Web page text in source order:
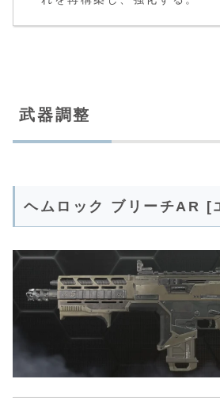
武器調整
ヘムロック ブリーチAR [